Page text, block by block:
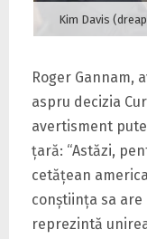
Roger Gannam,
aspru decizia
avertisment
ţară: “Astăzi,
cetăţean
conştiinţa sa are
reprezintă